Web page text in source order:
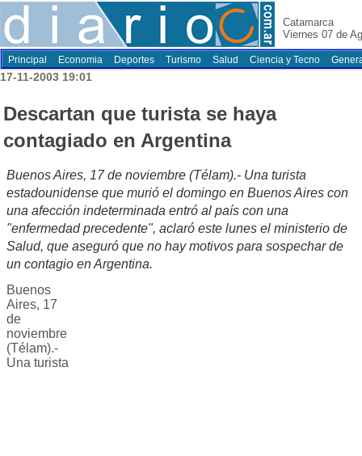
Catamarca
Viernes 07 de
Principal Economia Deportes Turismo Salud Ciencia y Tecno
17-11-2003 19:01
Descartan que turista se haya
contagiado en Argentina
Buenos Aires, 17 de noviembre (Télam).- Una turista
estadounidense que murió el domingo en Buenos Aires con
una afección indeterminada entró al país con una
"enfermedad precedente", aclaró este lunes el ministerio de
Salud, que aseguró que no hay motivos para sospechar de
un contagio en Argentina.
Buenos
Aires, 17
de
noviembre
(Télam).-
Una turista